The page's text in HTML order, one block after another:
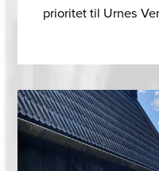
prioritet til Urnes